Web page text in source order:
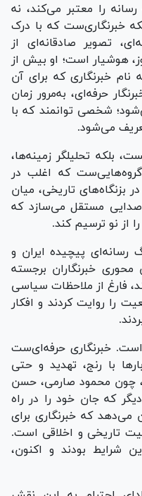
را معتبر می‌کند، نه
خبرنگاری‌ست که با درک
تصویر صادقانه‌ای از
هوشیار است؛ او بیش از
نام خبرنگاری که برای آن
حرفه‌ای، به‌مرور زمان
شخصی توانمند که با
می‌شود.
بلکه تحلیلگر زمینه‌ها،
که اغلب در
بزنگاه‌های تاریخی، میان
مستقل می‌سازد که
از نو ترسیم کند.
رسانه‌ای پیچیده ایران و
خبرنگاران برجسته
فارغ از ملاحظات سیاسی
را روایت کردند و افکار
است. خبرنگاری حرفه‌ای‌ست
با رنج، تهدید و حتی
چون محمود صارمی، حسن
که جان خود را در راه
که خبرنگاری برای
تاریخی و اخلاقی است.
شرایط بودند و اکنون،